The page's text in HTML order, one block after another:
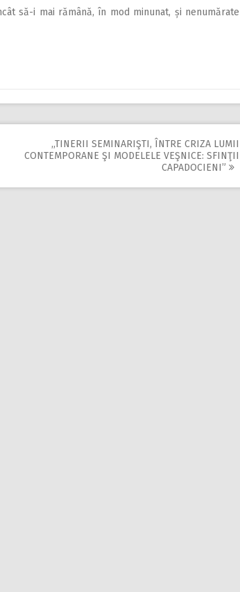
să-i mai rămână, în mod minunat, și nenumărate
,,TINERII SEMINARIŞTI, ÎNTRE CRIZA LUMII
CONTEMPORANE ŞI MODELELE VEŞNICE: SFINŢII
CAPADOCIENI”